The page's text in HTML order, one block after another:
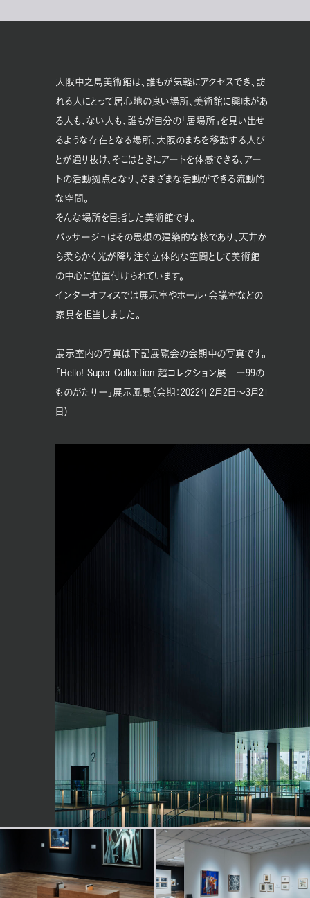
大阪中之島美術館は、誰もが気軽にアクセスでき、訪
れる人にとって居心地の良い場所、美術館に興味があ
る人も、ない人も、誰もが自分の「居場所」を見い出せ
るような存在となる場所、大阪のまちを移動する人び
とが通り抜け、そこはときにアートを体感できる、アー
トの活動拠点となり、さまざまな活動ができる流動的
な空間。
そんな場所を目指した美術館です。
パッサージュはその思想の建築的な核であり、天井か
ら柔らかく光が降り注ぐ立体的な空間として美術館
の中心に位置付けられています。
インターオフィスでは展示室やホール・会議室などの
家具を担当しました。
展示室内の写真は下記展覧会の会期中の写真です。
「Hello! Super Collection 超コレクション展 ー99の
ものがたりー」展示風景（会期：2022年2月2日〜3月21
日）